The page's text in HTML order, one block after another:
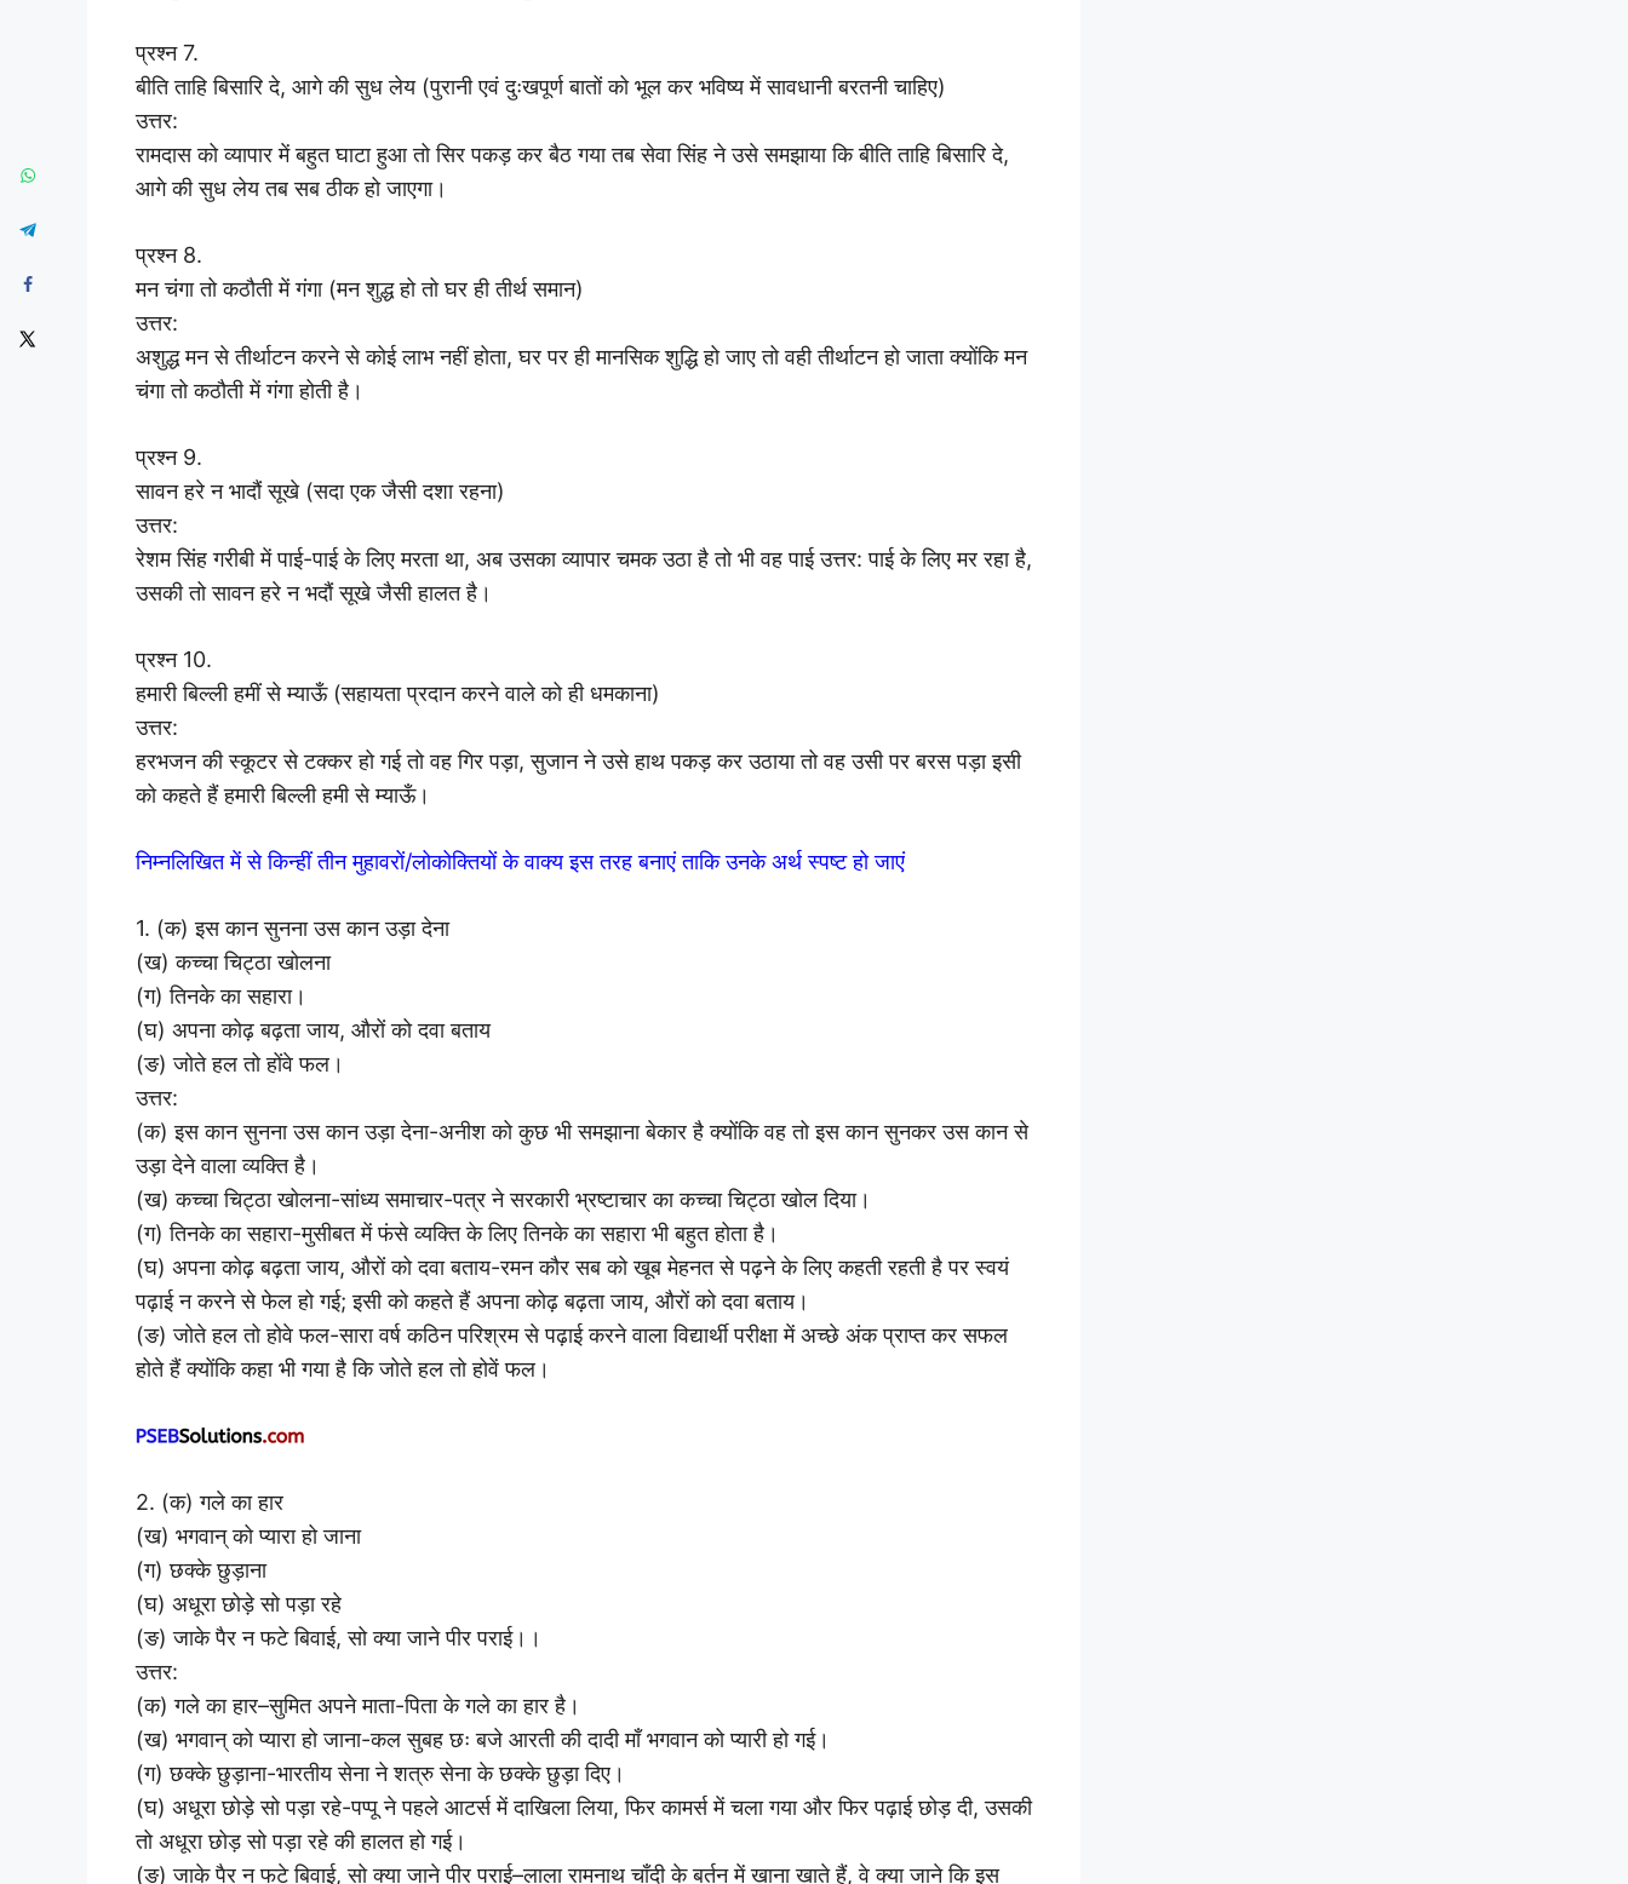
प्रश्न 7.
बीति ताहि बिसारि दे, आगे की सुध लेय (पुरानी एवं दुःखपूर्ण बातों को भूल कर भविष्य में सावधानी बरतनी चाहिए)
उत्तर:
रामदास को व्यापार में बहुत घाटा हुआ तो सिर पकड़ कर बैठ गया तब सेवा सिंह ने उसे समझाया कि बीति ताहि बिसारि दे,
आगे की सुध लेय तब सब ठीक हो जाएगा।
प्रश्न 8.
मन चंगा तो कठौती में गंगा (मन शुद्ध हो तो घर ही तीर्थ समान)
उत्तर:
अशुद्ध मन से तीर्थाटन करने से कोई लाभ नहीं होता, घर पर ही मानसिक शुद्धि हो जाए तो वही तीर्थाटन हो जाता क्योंकि मन
चंगा तो कठौती में गंगा होती है।
प्रश्न 9.
सावन हरे न भादौं सूखे (सदा एक जैसी दशा रहना)
उत्तर:
रेशम सिंह गरीबी में पाई-पाई के लिए मरता था, अब उसका व्यापार चमक उठा है तो भी वह पाई उत्तर: पाई के लिए मर रहा है,
उसकी तो सावन हरे न भदौं सूखे जैसी हालत है।
प्रश्न 10.
हमारी बिल्ली हमीं से म्याऊँ (सहायता प्रदान करने वाले को ही धमकाना)
उत्तर:
हरभजन की स्कूटर से टक्कर हो गई तो वह गिर पड़ा, सुजान ने उसे हाथ पकड़ कर उठाया तो वह उसी पर बरस पड़ा इसी
को कहते हैं हमारी बिल्ली हमी से म्याऊँ।
निम्नलिखित में से किन्हीं तीन मुहावरों/लोकोक्तियों के वाक्य इस तरह बनाएं ताकि उनके अर्थ स्पष्ट हो जाएं
1. (क) इस कान सुनना उस कान उड़ा देना
(ख) कच्चा चिट्ठा खोलना
(ग) तिनके का सहारा।
(घ) अपना कोढ़ बढ़ता जाय, औरों को दवा बताय
(ङ) जोते हल तो होंवे फल।
उत्तर:
(क) इस कान सुनना उस कान उड़ा देना-अनीश को कुछ भी समझाना बेकार है क्योंकि वह तो इस कान सुनकर उस कान से
उड़ा देने वाला व्यक्ति है।
(ख) कच्चा चिट्ठा खोलना-सांध्य समाचार-पत्र ने सरकारी भ्रष्टाचार का कच्चा चिट्ठा खोल दिया।
(ग) तिनके का सहारा-मुसीबत में फंसे व्यक्ति के लिए तिनके का सहारा भी बहुत होता है।
(घ) अपना कोढ़ बढ़ता जाय, औरों को दवा बताय-रमन कौर सब को खूब मेहनत से पढ़ने के लिए कहती रहती है पर स्वयं
पढ़ाई न करने से फेल हो गई; इसी को कहते हैं अपना कोढ़ बढ़ता जाय, औरों को दवा बताय।
(ङ) जोते हल तो होवे फल-सारा वर्ष कठिन परिश्रम से पढ़ाई करने वाला विद्यार्थी परीक्षा में अच्छे अंक प्राप्त कर सफल
होते हैं क्योंकि कहा भी गया है कि जोते हल तो होवें फल।
2. (क) गले का हार
(ख) भगवान् को प्यारा हो जाना
(ग) छक्के छुड़ाना
(घ) अधूरा छोड़े सो पड़ा रहे
(ङ) जाके पैर न फटे बिवाई, सो क्या जाने पीर पराई।।
उत्तर:
(क) गले का हार–सुमित अपने माता-पिता के गले का हार है।
(ख) भगवान् को प्यारा हो जाना-कल सुबह छः बजे आरती की दादी माँ भगवान को प्यारी हो गई।
(ग) छक्के छुड़ाना-भारतीय सेना ने शत्रु सेना के छक्के छुड़ा दिए।
(घ) अधूरा छोड़े सो पड़ा रहे-पप्पू ने पहले आटर्स में दाखिला लिया, फिर कामर्स में चला गया और फिर पढ़ाई छोड़ दी, उसकी
तो अधूरा छोड़ सो पड़ा रहे की हालत हो गई।
(ङ) जाके पैर न फटे बिवाई, सो क्या जाने पीर पराई–लाला रामनाथ चाँदी के बर्तन में खाना खाते हैं, वे क्या जाने कि इस